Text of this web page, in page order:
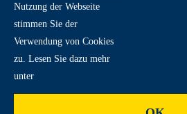
IMPRESSUM
Nutzung der Webseite
stimmen Sie der
Verwendung von Cookies
zu. Lesen Sie dazu mehr
unter